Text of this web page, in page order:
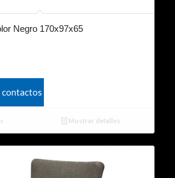
Negro 170x97x65
contactos
Mostrar detalles